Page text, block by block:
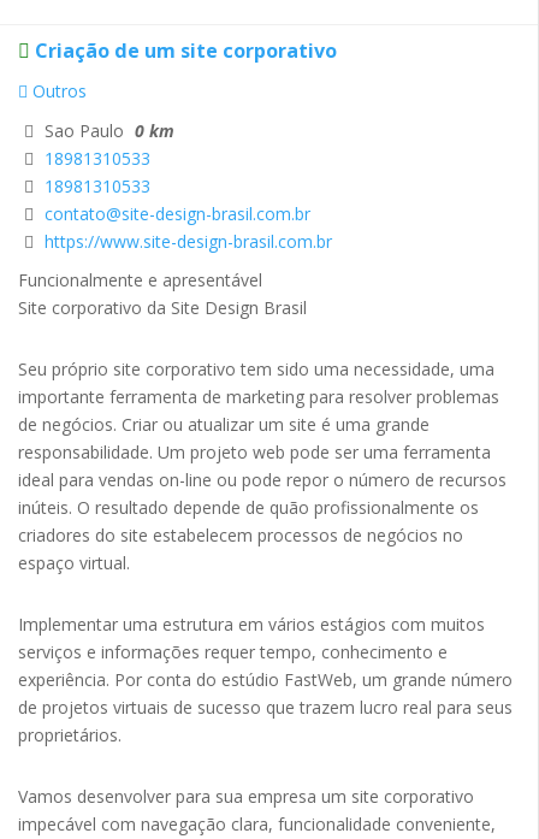
Criação de um site corporativo
Outros
Sao Paulo 0 km
18981310533
18981310533
contato@site-design-brasil.com.br
https://www.site-design-brasil.com.br
Funcionalmente e apresentável
Site corporativo da Site Design Brasil
Seu próprio site corporativo tem sido uma necessidade, uma
importante ferramenta de marketing para resolver problemas
de negócios. Criar ou atualizar um site é uma grande
responsabilidade. Um projeto web pode ser uma ferramenta
ideal para vendas on-line ou pode repor o número de recursos
inúteis. O resultado depende de quão profissionalmente os
criadores do site estabelecem processos de negócios no
espaço virtual.
Implementar uma estrutura em vários estágios com muitos
serviços e informações requer tempo, conhecimento e
experiência. Por conta do estúdio FastWeb, um grande número
de projetos virtuais de sucesso que trazem lucro real para seus
proprietários.
Vamos desenvolver para sua empresa um site corporativo
impecável com navegação clara, funcionalidade conveniente,